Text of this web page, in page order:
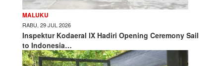
MALUKU
RABU, 29 JUL 2026
Inspektur Kodaeral lX Hadiri Opening Ceremony Sail
to Indonesia…